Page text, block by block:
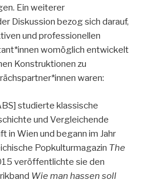
Ein weiterer
Diskussion bezog sich darauf,
und professionellen
womöglich entwickelt
Konstruktionen zu
waren:
studierte klassische
und Vergleichende
in Wien und begann im Jahr
Popkulturmagazin The
veröffentlichte sie den
Wie man hassen soll